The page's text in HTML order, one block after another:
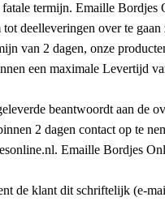
termijn. Emaille
deelleveringen over te
van 2 dagen, onze
een maximale Levertijd
beantwoordt aan de
2 dagen contact op te
Emaille Bordjes
de klant dit schriftelijk (e-